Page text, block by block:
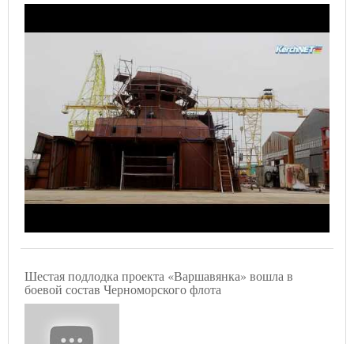
Шестая подлодка проекта «Варшавянка» вошла в
боевой состав Черноморского флота